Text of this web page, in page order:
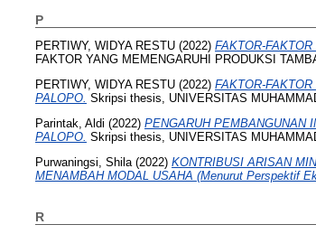
P
PERTIWY, WIDYA RESTU (2022) FAKTOR-
FAKTOR YANG MEMENGARUHI PRODUKSI
PERTIWY, WIDYA RESTU (2022) FAKTOR-
PALOPO. Skripsi thesis, UNIVERSITAS
Parintak, Aldi (2022) PENGARUH PEMBANGUNAN
PALOPO. Skripsi thesis, UNIVERSITAS
Purwaningsi, Shila (2022) KONTRIBUSI ARISAN
MENAMBAH MODAL USAHA (Menurut Perspektif
R